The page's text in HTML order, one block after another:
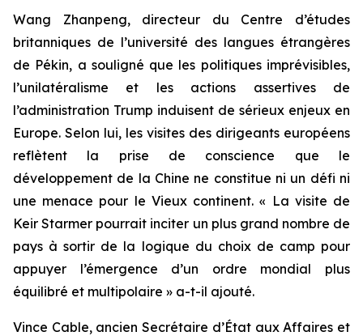
Wang Zhanpeng, directeur du Centre d’études
britanniques de l’université des langues étrangères
de Pékin, a souligné que les politiques imprévisibles,
l’unilatéralisme et les actions assertives de
l’administration Trump induisent de sérieux enjeux en
Europe. Selon lui, les visites des dirigeants européens
reflètent la prise de conscience que le
développement de la Chine ne constitue ni un défi ni
une menace pour le Vieux continent. « La visite de
Keir Starmer pourrait inciter un plus grand nombre de
pays à sortir de la logique du choix de camp pour
appuyer l’émergence d’un ordre mondial plus
équilibré et multipolaire » a-t-il ajouté.
Vince Cable, ancien Secrétaire d’État aux Affaires et